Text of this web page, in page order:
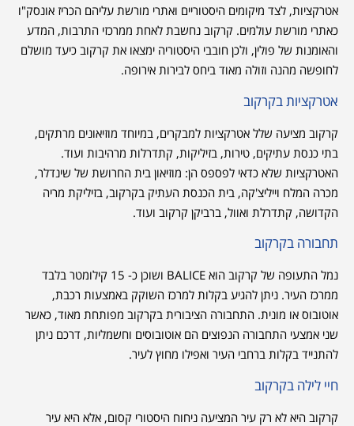
אטרקציות, לצד מיקומים היסטוריים ואתרי מורשת עליהם הכריז אונסק"ו
כאתרי מורשת עולמים. קרקוב נחשבת לאחת ממרכזי התרבות, המדע
והאומנות של פולין, ולכן חובבי היסטוריה ימצאו את קרקוב כיעד מושלם
לחופשה מהנה וזולה מאוד ביחס לבירות אירופה.
אטרקציות בקרקוב
קרקוב מציעה שלל אטרקציות למבקרים, במיוחד מוזיאונים מרתקים,
בתי כנסת עתיקים, טירות, בזיליקות, קתדרלות מרהיבות ועוד.
האטרקציות שלא כדאי לפספס הן: מוזיאון בית החרושת של שינדלר,
מכרה המלח וייליצ'קה, בית הכנסת העתיק בקרקוב, בזיליקת מריה
הקדושה, קתדרלת ואוול, ברביקן קרקוב ועוד.
תחבורה בקרקוב
נמל התעופה של קרקוב הוא BALICE ושוכן כ- 15 קילומטר בלבד
ממרכז העיר. ניתן להגיע בקלות למרכז השוקק באמצעות רכבת,
אוטובוס או מונית. התחבורה הציבורית בקרקוב מפותחת מאוד, כאשר
שני אמצעי התחבורה הנפוצים הם אוטובוסים וחשמליות, דרכם ניתן
להתנייד בקלות ברחבי העיר ואפילו מחוץ לעיר.
חיי לילה בקרקוב
קרקוב היא לא רק עיר המציעה ניחוח היסטורי קסום, אלא היא עיר